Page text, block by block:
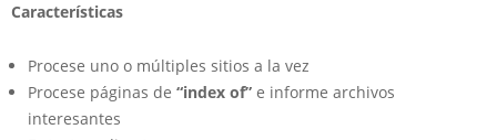
Características
Procese uno o múltiples sitios a la vez
Procese páginas de “index of” e informe archivos
interesantes